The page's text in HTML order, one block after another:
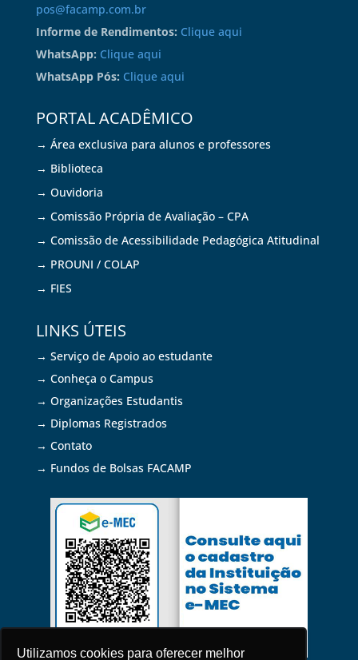
Utilizamos cookies para oferecer melhor
pos@facamp.com.br
Informe de Rendimentos: Clique aqui
WhatsApp: Clique aqui
WhatsApp Pós: Clique aqui
PORTAL ACADÊMICO
→ Área exclusiva para alunos e professores
→ Biblioteca
→ Ouvidoria
→ Comissão Própria de Avaliação – CPA
→ Comissão de Acessibilidade Pedagógica Atitudinal
→ PROUNI / COLAP
→ FIES
LINKS ÚTEIS
→ Serviço de Apoio ao estudante
→ Conheça o Campus
→ Organizações Estudantis
→ Diplomas Registrados
→ Contato
→ Fundos de Bolsas FACAMP